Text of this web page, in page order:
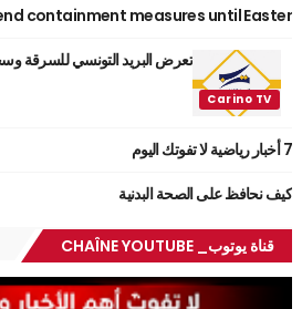
containment measures until Easter
تعرض البريد التونسي للسرقة
7 أخبار رياضية لا تفوتك اليوم
كيف نحافظ على الصحة البدنية
قناة يوتوب_ CHAÎNE YOUTUBE